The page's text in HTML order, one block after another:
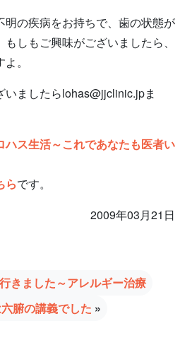
の疾病をお持ちで、歯の状態が
しもご興味がございましたら、
。
ましたらlohas@jjclinic.jpま
ハス生活～これであなたも医者い
らです。
2009年03月21日
きました～アレルギー治療
腑の講義でした »